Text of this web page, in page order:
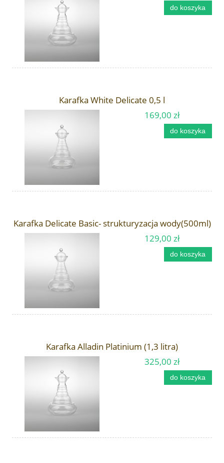
do koszyka
Karafka White Delicate 0,5 l
169,00 zł
do koszyka
Karafka Delicate Basic- strukturyzacja wody(500ml)
129,00 zł
do koszyka
Karafka Alladin Platinium (1,3 litra)
325,00 zł
do koszyka